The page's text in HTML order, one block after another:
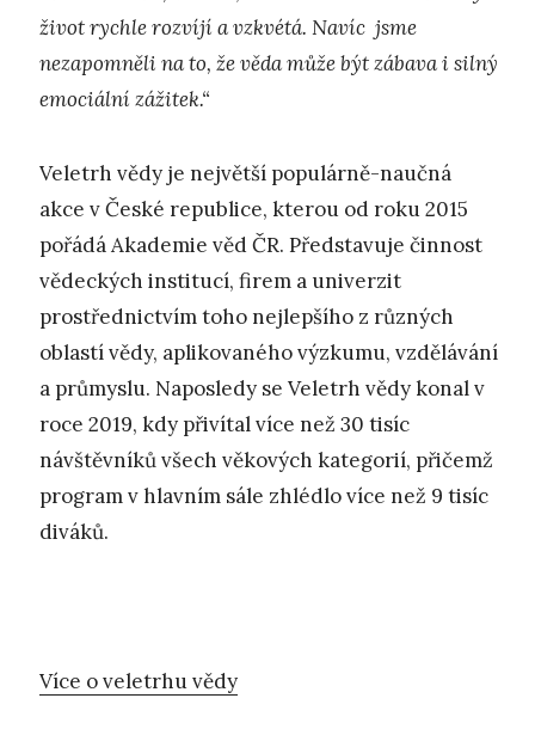
život rychle rozvíjí a vzkvétá. Navíc jsme
nezapomněli na to, že věda může být zábava i silný
emociální zážitek.“
Veletrh vědy je největší populárně-naučná
akce v České republice, kterou od roku 2015
pořádá Akademie věd ČR. Představuje činnost
vědeckých institucí, firem a univerzit
prostřednictvím toho nejlepšího z různých
oblastí vědy, aplikovaného výzkumu, vzdělávání
a průmyslu. Naposledy se Veletrh vědy konal v
roce 2019, kdy přivítal více než 30 tisíc
návštěvníků všech věkových kategorií, přičemž
program v hlavním sále zhlédlo více než 9 tisíc
diváků.
Více o veletrhu vědy